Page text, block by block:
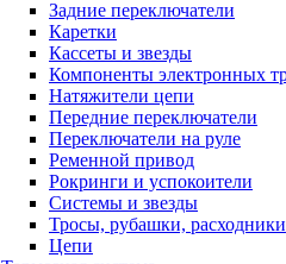
Задние переключатели
Каретки
Кассеты и звезды
Компоненты электронных
Натяжители цепи
Передние переключатели
Переключатели на руле
Ременной привод
Рокринги и успокоители
Системы и звезды
Тросы, рубашки, расходники
Цепи